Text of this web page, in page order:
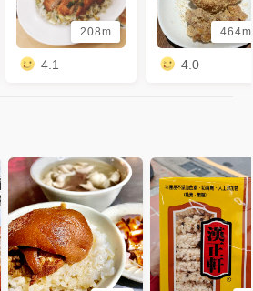
208m
4.1
464m
4.0